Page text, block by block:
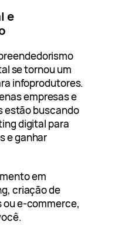
e
se tornou um
infoprodutores.
empresas e
estão buscando
digital para
e ganhar
em
criação de
e-commerce,